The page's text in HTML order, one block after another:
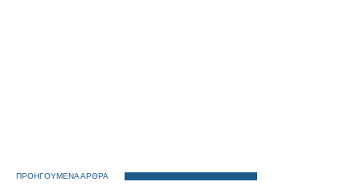
ΠΡΟΗΓΟΥΜΕΝΑ ΑΡΘΡΑ